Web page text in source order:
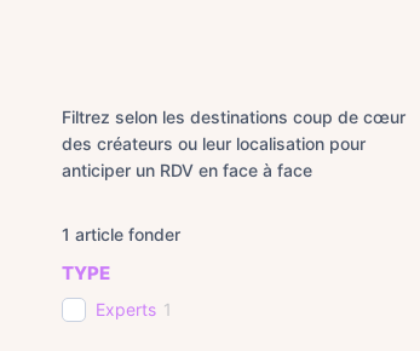
Filtrez selon les destinations coup de cœur
des créateurs ou leur localisation pour
anticiper un RDV en face à face
1 article fonder
TYPE
Experts 1